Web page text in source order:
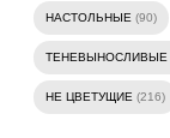
НАСТОЛЬНЫЕ (90)
ТЕНЕВЫНОСЛИВЫЕ
НЕ ЦВЕТУЩИЕ (216)